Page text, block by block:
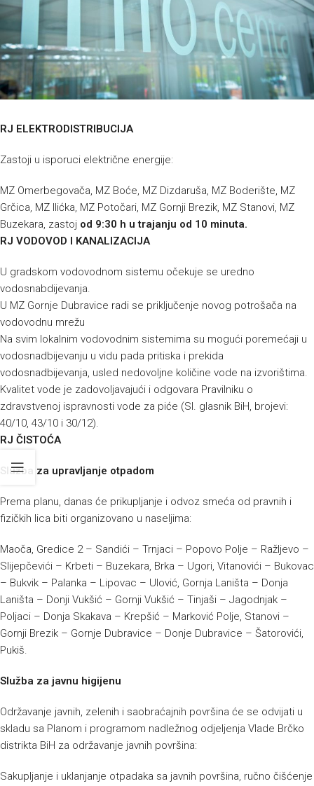
RJ ELEKTRODISTRIBUCIJA
Zastoji u isporuci električne energije:
MZ Omerbegovača, MZ Boće, MZ Dizdaruša, MZ Boderište, MZ
Grčica, MZ Ilićka, MZ Potočari, MZ Gornji Brezik, MZ Stanovi, MZ
Buzekara, zastoj od 9:30 h u trajanju od 10 minuta.
RJ VODOVOD I KANALIZACIJA
U gradskom vodovodnom sistemu očekuje se uredno
vodosnabdijevanja.
U MZ Gornje Dubravice radi se priključenje novog potrošača na
vodovodnu mrežu
Na svim lokalnim vodovodnim sistemima su mogući poremećaji u
vodosnadbijevanju u vidu pada pritiska i prekida
vodosnadbijevanja, usled nedovoljne količine vode na izvorištima.
Kvalitet vode je zadovoljavajući i odgovara Pravilniku o
zdravstvenoj ispravnosti vode za piće (Sl. glasnik BiH, brojevi:
40/10, 43/10 i 30/12).
RJ ČISTOĆA
Služba za upravljanje otpadom
Prema planu, danas će prikupljanje i odvoz smeća od pravnih i
fizičkih lica biti organizovano u naseljima:
Maoča, Gredice 2 – Sandići – Trnjaci – Popovo Polje – Ražljevo –
Slijepčevići – Krbeti – Buzekara, Brka – Ugori, Vitanovići – Bukovac
– Bukvik – Palanka – Lipovac – Ulović, Gornja Laništa – Donja
Laništa – Donji Vukšić – Gornji Vukšić – Tinjaši – Jagodnjak –
Poljaci – Donja Skakava – Krepšić – Marković Polje, Stanovi –
Gornji Brezik – Gornje Dubravice – Donje Dubravice – Šatorovići,
Pukiš.
Služba za javnu higijenu
Održavanje javnih, zelenih i saobraćajnih površina će se odvijati u
skladu sa Planom i programom nadležnog odjeljenja Vlade Brčko
distrikta BiH za održavanje javnih površina:
Sakupljanje i uklanjanje otpadaka sa javnih površina, ručno čišćenje